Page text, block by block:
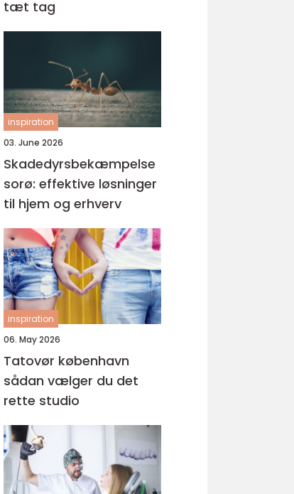
tæt tag
inspiration
03. June 2026
Skadedyrsbekæmpelse
sorø: effektive løsninger
til hjem og erhverv
inspiration
06. May 2026
Tatovør københavn
sådan vælger du det
rette studio